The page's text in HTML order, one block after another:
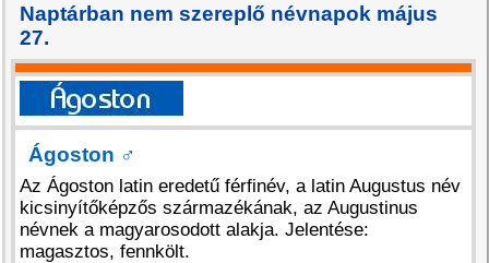
Naptárban nem szereplő névnapok május
27.
Ágoston ♂
Az Ágoston latin eredetű férfinév, a latin Augustus név
kicsinyítőképzős származékának, az Augustinus
névnek a magyarosodott alakja. Jelentése:
magasztos, fennkölt.